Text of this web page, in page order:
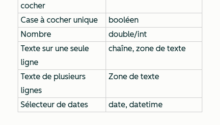
cocher
Case à cocher unique
booléen
Nombre
double/int
Texte sur une seule
ligne
chaîne, zone de texte
Texte de plusieurs
lignes
Zone de texte
Sélecteur de dates date, datetime